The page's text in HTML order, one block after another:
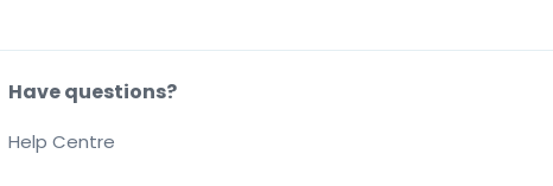
Have questions?
Help Centre